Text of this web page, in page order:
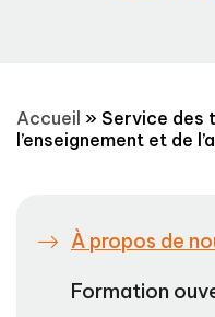
Accueil » Service des
l’enseignement et de
À propos de
Formation